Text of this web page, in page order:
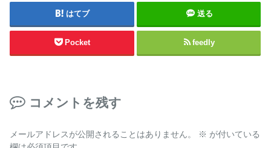
はてブ 送る
Pocket feedly
コメントを残す
メールアドレスが公開されることはありません。 ※ が付いている